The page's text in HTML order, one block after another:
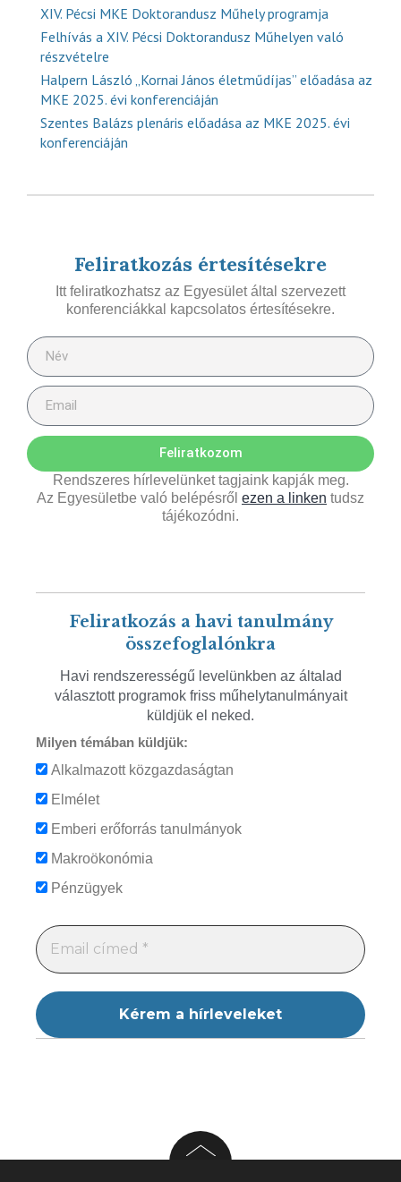
XIV. Pécsi MKE Doktorandusz Műhely programja
Felhívás a XIV. Pécsi Doktorandusz Műhelyen való
részvételre
Halpern László „Kornai János életműdíjas” előadása az
MKE 2025. évi konferenciáján
Szentes Balázs plenáris előadása az MKE 2025. évi
konferenciáján
Feliratkozás értesítésekre
Itt feliratkozhatsz az Egyesület által szervezett
konferenciákkal kapcsolatos értesítésekre.
Feliratkozom
Rendszeres hírlevelünket tagjaink kapják meg.
Az Egyesületbe való belépésről ezen a linken tudsz
tájékozódni.
Feliratkozás a havi tanulmány
összefoglalónkra
Havi rendszerességű levelünkben az általad
választott programok friss műhelytanulmányait
küldjük el neked.
Milyen témában küldjük:
Alkalmazott közgazdaságtan
Elmélet
Emberi erőforrás tanulmányok
Makroökonómia
Pénzügyek